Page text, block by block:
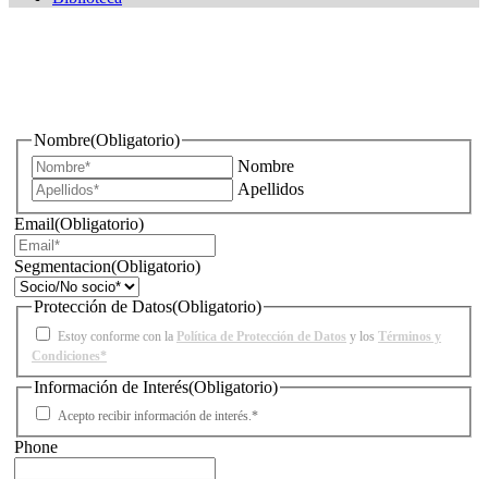
Nombre(Obligatorio)
Nombre
Apellidos
Email(Obligatorio)
Segmentacion(Obligatorio)
Protección de Datos(Obligatorio)
Estoy conforme con la Política de Protección de Datos y los Términos y
Condiciones*
Información de Interés(Obligatorio)
Acepto recibir información de interés.*
Phone